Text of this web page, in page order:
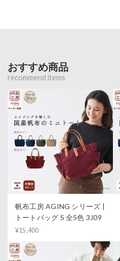
おすすめ商品
recommend items
帆布工房 AGING シリーズ |
トートバッグ S 全5色 3J09
¥15,400